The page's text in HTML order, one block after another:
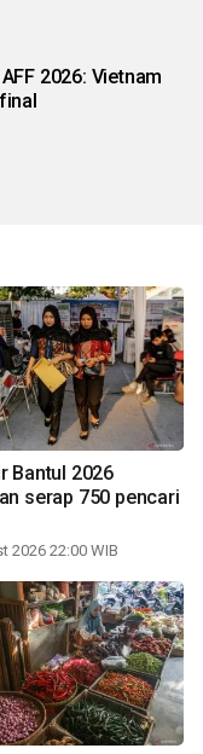
2026: Vietnam
Bantul 2026
serap 750 pencari
2026 22:00 WIB